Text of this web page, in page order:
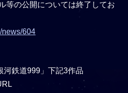
等の公開については終了してお
news/604
河鉄道999」下記3作品